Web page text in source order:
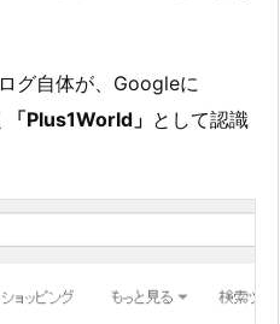
グ自体が、Googleに
「Plus1World」 として認識